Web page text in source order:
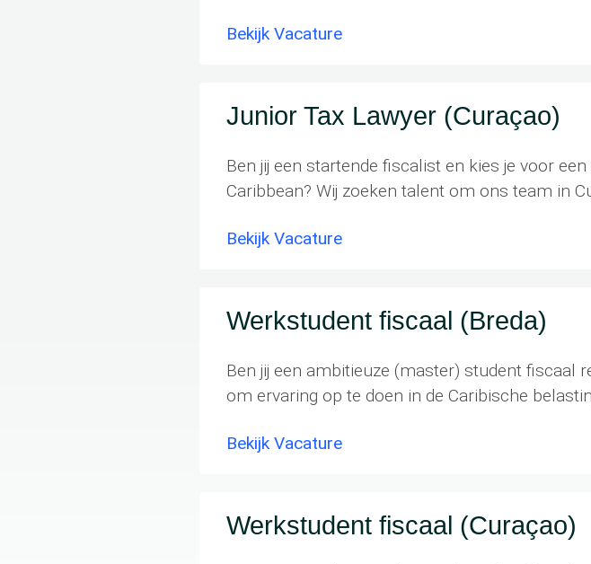
Bekijk Vacature
Junior Tax Lawyer (Curaçao)
Ben jij een startende fiscalist en kies je voor
Caribbean? Wij zoeken talent om ons team in
Bekijk Vacature
Werkstudent fiscaal (Breda)
Ben jij een ambitieuze (master) student fiscaal
om ervaring op te doen in de Caribische
Bekijk Vacature
Werkstudent fiscaal (Curaçao)